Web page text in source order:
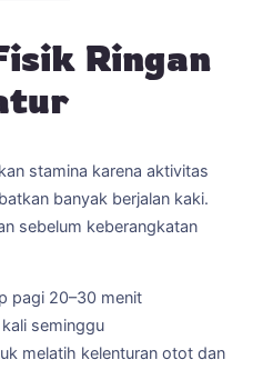
Ringan
stamina karena aktivitas
banyak berjalan kaki.
sebelum keberangkatan
pagi 20–30 menit
seminggu
melatih kelenturan otot dan